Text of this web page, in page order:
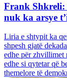
Frank Shkreli:
nuk ka arsye
Liria e shtypit ka
shpesh gjatë
edhe për zhvillimet
edhe si qytetar që
themelore të